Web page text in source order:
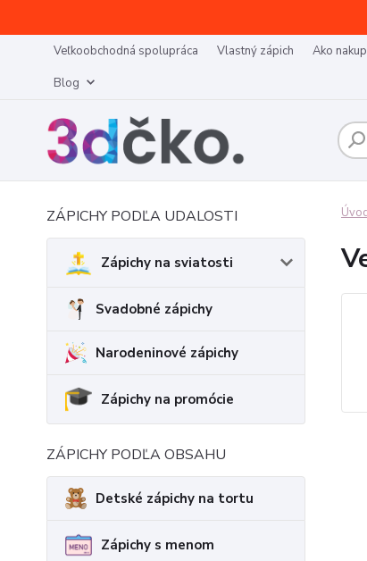
Veľkoobchodná spolupráca Vlastný zápich Ako
Blog
ZÁPICHY PODĽA UDALOSTI
Zápichy na sviatosti
Svadobné zápichy
Narodeninové zápichy
Zápichy na promócie
ZÁPICHY PODĽA OBSAHU
Detské zápichy na tortu
Zápichy s menom